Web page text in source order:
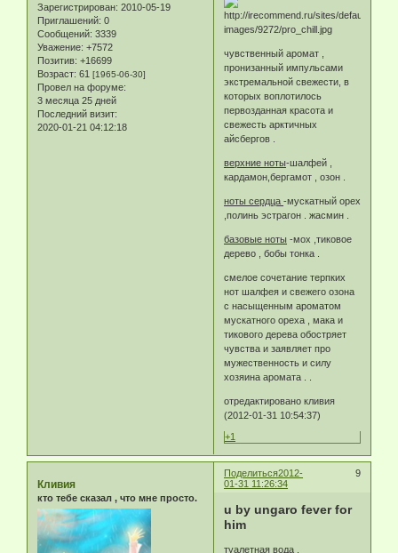
Зарегистрирован: 2010-05-19
Приглашений: 0
Сообщений: 3339
Уважение: +7572
Позитив: +16699
Возраст: 61 [1965-06-30]
Провел на форуме:
3 месяца 25 дней
Последний визит:
2020-01-21 04:12:18
чувственный аромат ,
пронизанный импульсами
экстремальной свежести, в
которых воплотилось
первозданная красота и
свежесть арктичных
айсбергов .
верхние ноты-шалфей ,
кардамон,бергамот , озон .
ноты сердца-мускатный орех
,полинь эстрагон . жасмин .
базовые ноты -мох ,тиковое
дерево , бобы тонка .
смелое сочетание терпких
нот шалфея и свежего озона
с насыщенным ароматом
мускатного ореха , мака и
тикового дерева обостряет
чувства и заявляет про
мужественность и силу
хозяина аромата . .
отредактировано кливия
(2012-01-31 10:54:37)
+1
Поделиться 9
2012-
01-31 11:26:34
Кливия
кто тебе сказал , что мне просто.
u by ungaro fever for
him
туалетная вода .